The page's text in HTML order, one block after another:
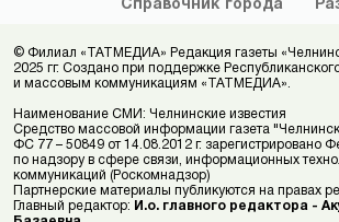
Справочник города
© Филиал «ТАТМЕДИА» Редакция газеты
2025 гг. Создано при поддержке
и массовым коммуникациям «ТАТМЕДИА».
Наименование СМИ: Челнинские известия
Средство массовой информации газета
ФС 77 – 50849 от 14.08.2012 г. зарегистрировано
по надзору в сфере связи, информационных
коммуникаций (Роскомнадзор)
Партнерские материалы публикуются на правах
Главный редактор: И.о. главного редактора -